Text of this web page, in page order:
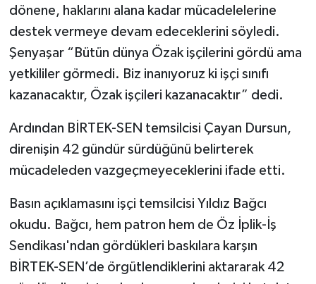
dönene, haklarını alana kadar mücadelelerine
destek vermeye devam edeceklerini söyledi.
Şenyaşar “Bütün dünya Özak işçilerini gördü ama
yetkililer görmedi. Biz inanıyoruz ki işçi sınıfı
kazanacaktır, Özak işçileri kazanacaktır” dedi.
Ardından BİRTEK-SEN temsilcisi Çayan Dursun,
direnişin 42 gündür sürdüğünü belirterek
mücadeleden vazgeçmeyeceklerini ifade etti.
Basın açıklamasını işçi temsilcisi Yıldız Bağcı
okudu. Bağcı, hem patron hem de Öz İplik-İş
Sendikası'ndan gördükleri baskılara karşın
BİRTEK-SEN’de örgütlendiklerini aktararak 42